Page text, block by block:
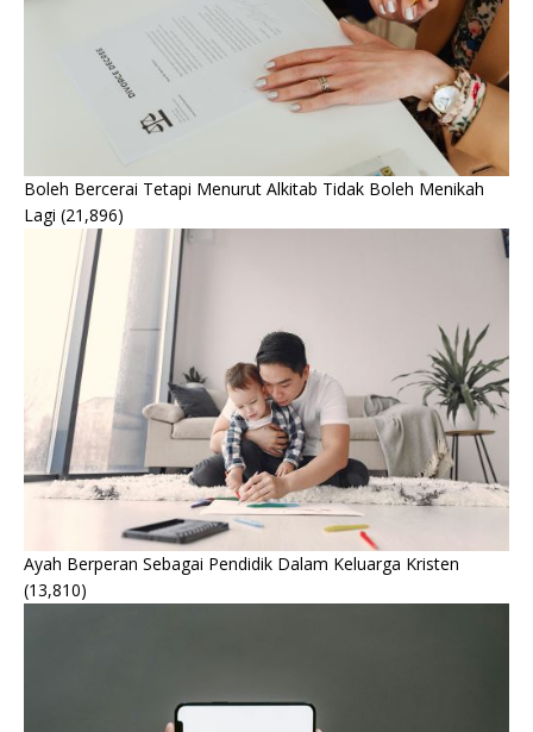
Boleh Bercerai Tetapi Menurut Alkitab Tidak Boleh Menikah
Lagi (21,896)
Ayah Berperan Sebagai Pendidik Dalam Keluarga Kristen
(13,810)